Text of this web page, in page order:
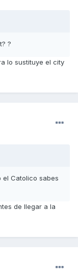
?
lo sustituye el city
el Catolico sabes
de llegar a la